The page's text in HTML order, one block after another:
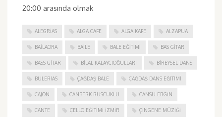
20:00 arasında olmak
ALEGRIAS ALGA CAFE ALGA KAFE ALZAPUA
BAILAORA BAILE BALE EĞITIMI BAS GITAR
BASS GITAR BILAL KALAYCIOĞULLARI BIREYSEL DANS
BULERIAS ÇAĞDAŞ BALE ÇAĞDAŞ DANS EĞITIMI
CAJON CANBERK RUSCUKLU CANSU ERGIN
CANTE ÇELLO EĞITIMI İZMIR ÇINGENE MÜZIĞI